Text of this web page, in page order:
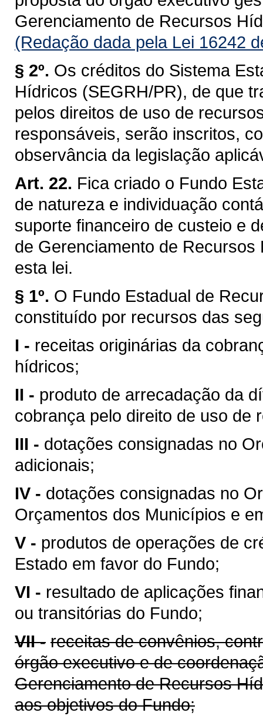
Gerenciamento de Recursos
(Redação dada pela Lei 16242
§ 2º. Os créditos do Sistema
Hídricos (SEGRH/PR), de que
pelos direitos de uso de
responsáveis, serão inscritos,
observância da legislação
Art. 22. Fica criado o Fundo
de natureza e individuação
suporte financeiro de custeio e
de Gerenciamento de
esta lei.
§ 1º. O Fundo Estadual de
constituído por recursos das
I - receitas originárias da
hídricos;
II - produto de arrecadação da
cobrança pelo direito de uso de
III - dotações consignadas no
adicionais;
IV - dotações consignadas no
Orçamentos dos Municípios e
V - produtos de operações de
Estado em favor do Fundo;
VI - resultado de aplicações
ou transitórias do Fundo;
VII - receitas de convênios,
órgão executivo e de
Gerenciamento de Recursos
aos objetivos do Fundo;